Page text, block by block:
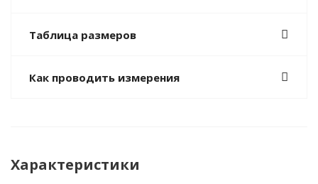
Таблица размеров
Как проводить измерения
Характеристики